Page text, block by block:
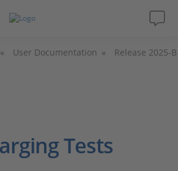
User Documentation Release 2025-B
Tests